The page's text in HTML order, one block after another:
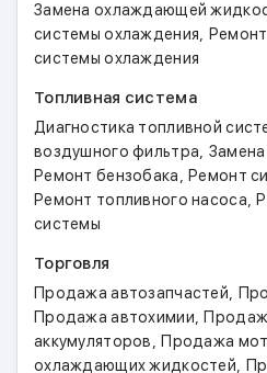
Замена охлаждающей
системы охлаждения,
системы охлаждения
Топливная система
Диагностика топливной
воздушного фильтра,
Ремонт бензобака,Ремонт
Ремонт топливного насоса,
системы
Торговля
Продажа автозапчастей,
Продажа автохимии,
аккумуляторов,Продажа
охлаждающих жидкостей,